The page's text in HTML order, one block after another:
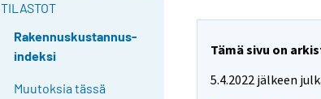
TILASTOT
Rakennuskustannus-
indeksi
Muutoksia tässä
Tämä sivu on
5.4.2022 jälkeen